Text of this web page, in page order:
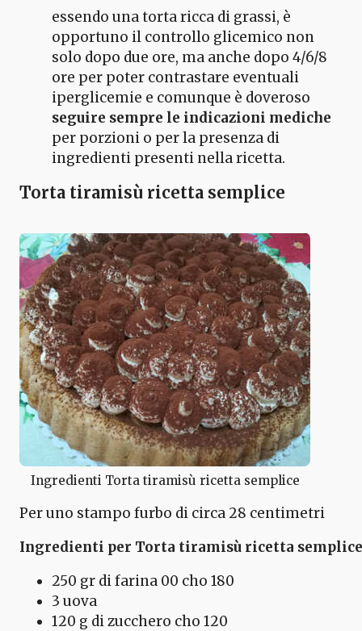
essendo una torta ricca di grassi, è
opportuno il controllo glicemico non
solo dopo due ore, ma anche dopo 4/6/8
ore per poter contrastare eventuali
iperglicemie e comunque è doveroso
seguire sempre le indicazioni mediche
per porzioni o per la presenza di
ingredienti presenti nella ricetta.
Torta tiramisù ricetta semplice
Ingredienti Torta tiramisù ricetta semplice
Per uno stampo furbo di circa 28 centimetri
Ingredienti per Torta tiramisù ricetta semplice
250 gr di farina 00 cho 180
3 uova
120 g di zucchero cho 120